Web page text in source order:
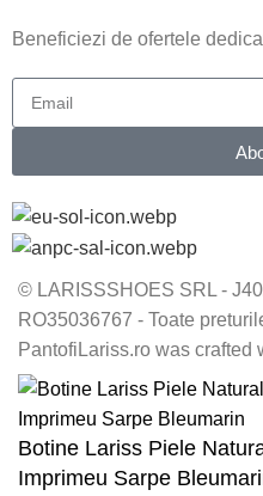
Beneficiezi de ofertele
© LARISSSHOES SRL -
RO35036767 - Toate
PantofiLariss.ro was crafted
Botine Lariss Piele
Imprimeu Sarpe